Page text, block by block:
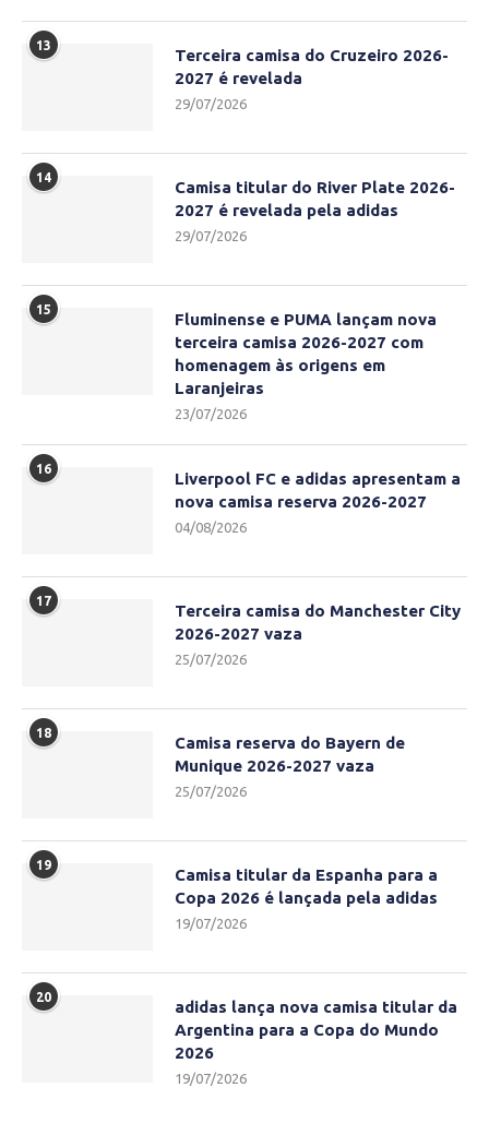
13
Terceira camisa do Cruzeiro 2026-
2027 é revelada
29/07/2026
14
Camisa titular do River Plate 2026-
2027 é revelada pela adidas
29/07/2026
15
Fluminense e PUMA lançam nova
terceira camisa 2026-2027 com
homenagem às origens em
Laranjeiras
23/07/2026
16
Liverpool FC e adidas apresentam a
nova camisa reserva 2026-2027
04/08/2026
17
Terceira camisa do Manchester City
2026-2027 vaza
25/07/2026
18
Camisa reserva do Bayern de
Munique 2026-2027 vaza
25/07/2026
19
Camisa titular da Espanha para a
Copa 2026 é lançada pela adidas
19/07/2026
20
adidas lança nova camisa titular da
Argentina para a Copa do Mundo
2026
19/07/2026